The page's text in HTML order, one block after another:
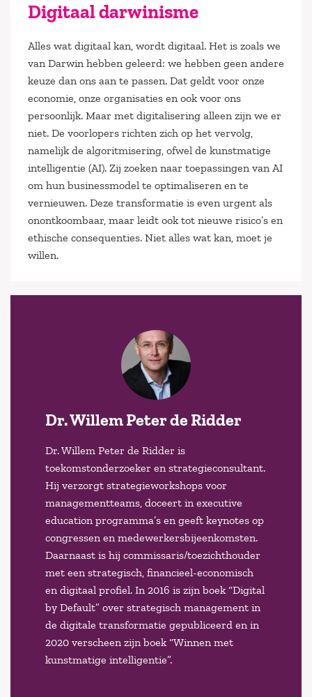
Digitaal darwinisme
Alles wat digitaal kan, wordt digitaal. Het is zoals we
van Darwin hebben geleerd: we hebben geen andere
keuze dan ons aan te passen. Dat geldt voor onze
economie, onze organisaties en ook voor ons
persoonlijk. Maar met digitalisering alleen zijn we er
niet. De voorlopers richten zich op het vervolg,
namelijk de algoritmisering, ofwel de kunstmatige
intelligentie (AI). Zij zoeken naar toepassingen van AI
om hun businessmodel te optimaliseren en te
vernieuwen. Deze transformatie is even urgent als
onontkoombaar, maar leidt ook tot nieuwe risico’s en
ethische consequenties. Niet alles wat kan, moet je
willen.
Dr. Willem Peter de Ridder
Dr. Willem Peter de Ridder is
toekomstonderzoeker en strategieconsultant.
Hij verzorgt strategieworkshops voor
managementteams, doceert in executive
education programma’s en geeft keynotes op
congressen en medewerkersbijeenkomsten.
Daarnaast is hij commissaris/toezichthouder
met een strategisch, financieel-economisch
en digitaal profiel. In 2016 is zijn boek “Digital
by Default” over strategisch management in
de digitale transformatie gepubliceerd en in
2020 verscheen zijn boek “Winnen met
kunstmatige intelligentie”.